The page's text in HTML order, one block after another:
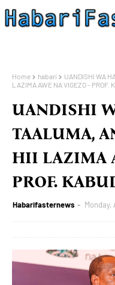
Home habari
UANDISHI WA
LAZIMA AWE NA VIGEZO - PROF.
UANDISHI
TAALUMA,
HII LAZIMA
PROF.
Habarifasternews Monday,